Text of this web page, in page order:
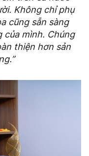
Không chỉ phụ
cũng sẵn sàng
của mình. Chúng
thiện hơn sản